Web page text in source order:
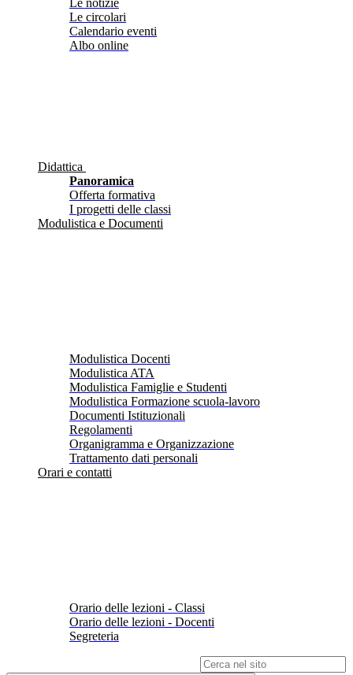
Le notizie
Le circolari
Calendario eventi
Albo online
Didattica
Panoramica
Offerta formativa
I progetti delle classi
Modulistica e Documenti
Modulistica Docenti
Modulistica ATA
Modulistica Famiglie e Studenti
Modulistica Formazione scuola-lavoro
Documenti Istituzionali
Regolamenti
Organigramma e Organizzazione
Trattamento dati personali
Orari e contatti
Orario delle lezioni - Classi
Orario delle lezioni - Docenti
Segreteria